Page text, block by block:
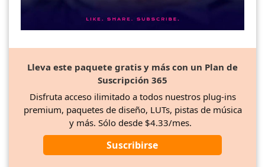
Lleva este paquete gratis y más con un Plan de
Suscripción 365
Disfruta acceso ilimitado a todos nuestros plug-ins
premium, paquetes de diseño, LUTs, pistas de música
y más. Sólo desde $4.33/mes.
Suscribirse